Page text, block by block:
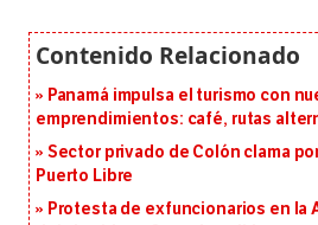
Panamá impulsa el turismo con
emprendimientos: café, rutas
Sector privado de Colón clama
Puerto Libre
Protesta de exfuncionarios en la